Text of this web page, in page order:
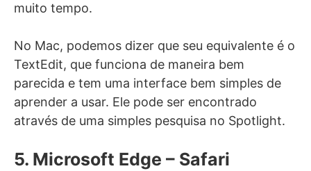
muito tempo.
No Mac, podemos dizer que seu equivalente é o
TextEdit, que funciona de maneira bem
parecida e tem uma interface bem simples de
aprender a usar. Ele pode ser encontrado
através de uma simples pesquisa no Spotlight.
5. Microsoft Edge – Safari